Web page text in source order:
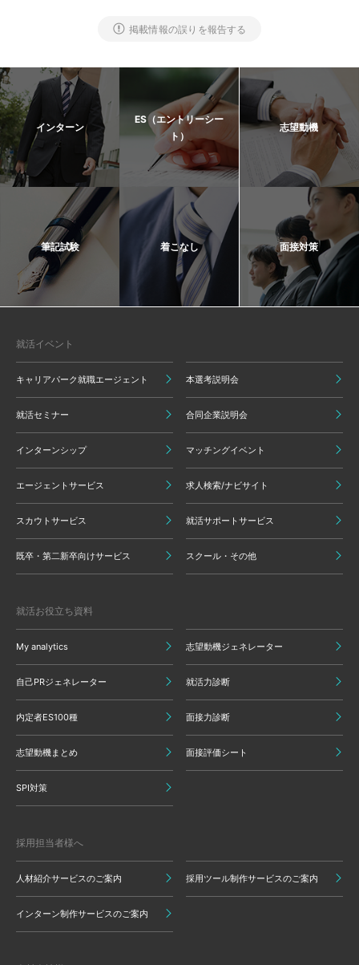
掲載情報の誤りを報告する
インターン
ES（エントリーシー
ト）
志望動機
筆記試験 着こなし 面接対策
就活イベント
キャリアパーク就職エージェント 本選考説明会
就活セミナー 合同企業説明会
インターンシップ マッチングイベント
エージェントサービス 求人検索/ナビサイト
スカウトサービス 就活サポートサービス
既卒・第二新卒向けサービス スクール・その他
就活お役立ち資料
My analytics 志望動機ジェネレーター
自己PRジェネレーター 就活力診断
内定者ES100種 面接力診断
志望動機まとめ 面接評価シート
SPI対策
採用担当者様へ
人材紹介サービスのご案内 採用ツール制作サービスのご案内
インターン制作サービスのご案内